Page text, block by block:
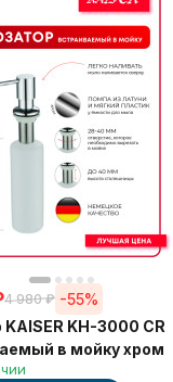
4 980 ₽ -55%
KH-3000 CR
в мойку хром